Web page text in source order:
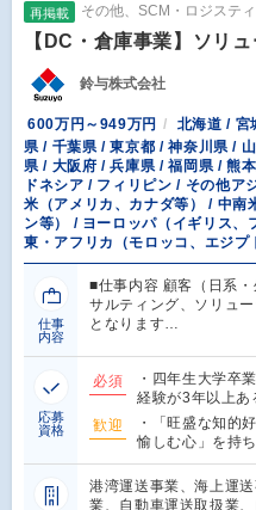
再掲載 その他、SCM・ロジステ
【DC・倉庫事業】ソリ
鈴与株式会社
600万円～949万円
北海道 / 宮
県 / 千葉県 / 東京都 / 神奈川県 /
県 / 大阪府 / 兵庫県 / 福岡県 / 熊
ドネシア / フィリピン / その他ア
米（アメリカ、カナダ等） / 中南
ン等） / ヨーロッパ（イギリス、
東・アフリカ（モロッコ、エジプ
仕事
内容
■仕事内容 顧客（日系
サルティング、ソリュ
となります…
応募
資格
必須
・四年生大学卒
経験が3年以上
歓迎
・「旺盛な知的
愉しむ心」を持
港湾運送事業、海上運
業、自動車運送取扱業